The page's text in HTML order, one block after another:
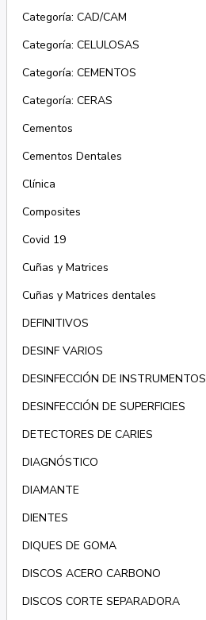
Categoría: CAD/CAM
Categoría: CELULOSAS
Categoría: CEMENTOS
Categoría: CERAS
Cementos
Cementos Dentales
Clínica
Composites
Covid 19
Cuñas y Matrices
Cuñas y Matrices dentales
DEFINITIVOS
DESINF VARIOS
DESINFECCIÓN DE INSTRUMENTOS
DESINFECCIÓN DE SUPERFICIES
DETECTORES DE CARIES
DIAGNÓSTICO
DIAMANTE
DIENTES
DIQUES DE GOMA
DISCOS ACERO CARBONO
DISCOS CORTE SEPARADORA